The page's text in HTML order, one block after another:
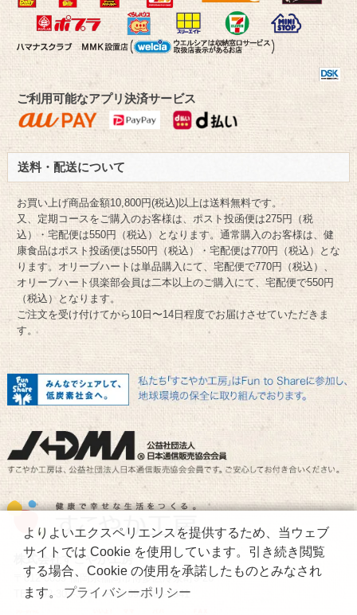
ご利用可能なアプリ決済サービス
送料・配送について
お買い上げ商品金額10,800円(税込)以上は送料無料です。
又、定期コースをご購入のお客様は、ポスト投函便は275円（税
込）・宅配便は550円（税込）となります。通常購入のお客様は、健
康食品はポスト投函便は550円（税込）・宅配便は770円（税込）とな
ります。オリーブハートは単品購入にて、宅配便で770円（税込）、
オリーブハート倶楽部会員は二本以上のご購入にて、宅配便で550円
（税込）となります。
ご注文を受け付けてから10日〜14日程度でお届けさせていただきま
す。
株式会社すこやか工房
〒812-0039 福岡県福岡市博多区冷泉町9-26
TEL 092-303-3939 FAX 092-303-3941
よりよいエクスペリエンスを提供するため、当ウェブ
サイトでは Cookie を使用しています。引き続き閲覧
する場合、Cookie の使用を承諾したものとみなされ
ます。
プライバシーポリシー